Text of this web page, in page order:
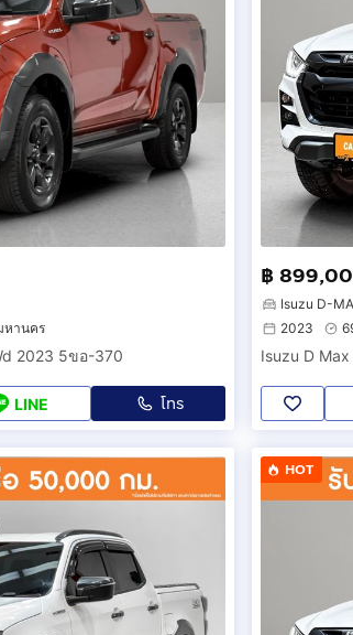
แค่ 55 บาท
าบัน
บรถ
ถ
ราฐาน
ม ทั่วประเทศ
นช่วยผ่อนระหว่างซ่อม
ณี
ะเทศ
ประเทศ ฟรี
คุณหนิง)
หน้า)
นการเงินกำหนด*
ซ์ #ออกรถ55บาท
หานคร
2023 5ขอ-370
LINE โทร
฿
Isuzu D-
2023
Isuzu D
HOT